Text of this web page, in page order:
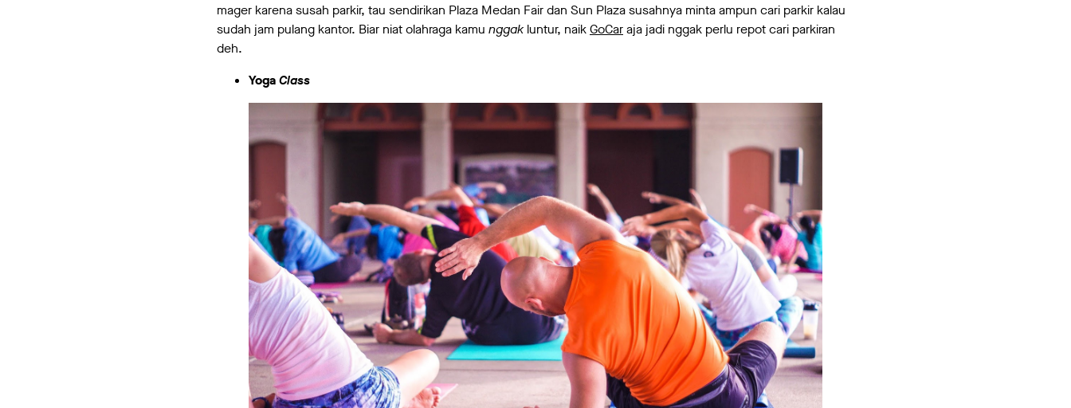
mager karena susah parkir, tau sendirikan Plaza Medan Fair dan Sun Plaza susahnya minta ampun cari parkir kalau
sudah jam pulang kantor. Biar niat olahraga kamu nggak luntur, naikGoCaraja jadi nggak perlu repot cari parkiran
deh.
YogaClass